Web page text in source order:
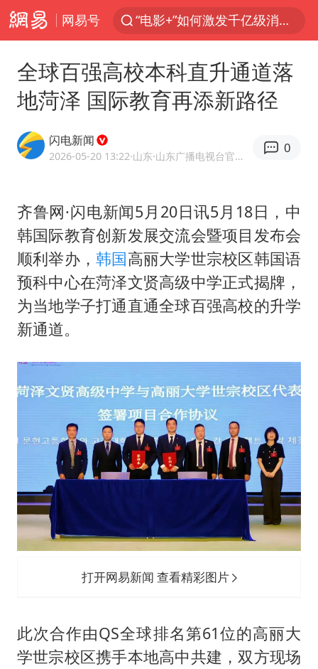
网易号
“电影+”如何激发千亿级消费新活力？
东航：国内客票提前14天免费退改
台风白海豚中心风力增强
四川宜宾市高县4.9级地震致1人死亡
“新疆阿勒泰八月能滑雪”不实
刘国正说向鹏打得很窝囊
我国外贸延续良好增长态势
陈幸同晋级WTT横滨冠军赛8强
宇树科技中一签需缴款7.54万元
广东雷州通报特教老师招聘违规事件
夯实基础开新局
全球百强高校本科直升通道落
地菏泽 国际教育再添新路径
闪电新闻
2026-05-20 13:22·山东 ·山东广播电视台官方APP闪电新闻
0
齐鲁网·闪电新闻5月20日讯5月18日，中
韩国际教育创新发展交流会暨项目发布会
顺利举办，韩国高丽大学世宗校区韩国语
预科中心在菏泽文贤高级中学正式揭牌，
为当地学子打通直通全球百强高校的升学
新通道。
打开网易新闻 查看精彩图片
此次合作由QS全球排名第61位的高丽大
学世宗校区携手本地高中共建，双方现场